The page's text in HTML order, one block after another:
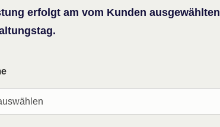
erfolgt am vom Kunden ausgewählten